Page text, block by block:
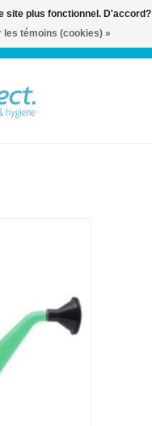
0 Articles
site plus fonctionnel. D'accord?
les témoins (cookies) »